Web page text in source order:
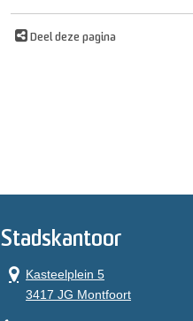
Deel deze pagina
Stadskantoor
Kasteelplein 5
3417 JG Montfoort